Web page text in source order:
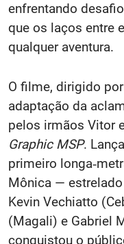
enfrentando
que os laços entre
qualquer aventura.
O filme, dirigido por
adaptação da
pelos irmãos Vitor
Graphic MSP.
primeiro
Mônica —
Kevin Vechiatto
(Magali) e Gabriel
conquistou o